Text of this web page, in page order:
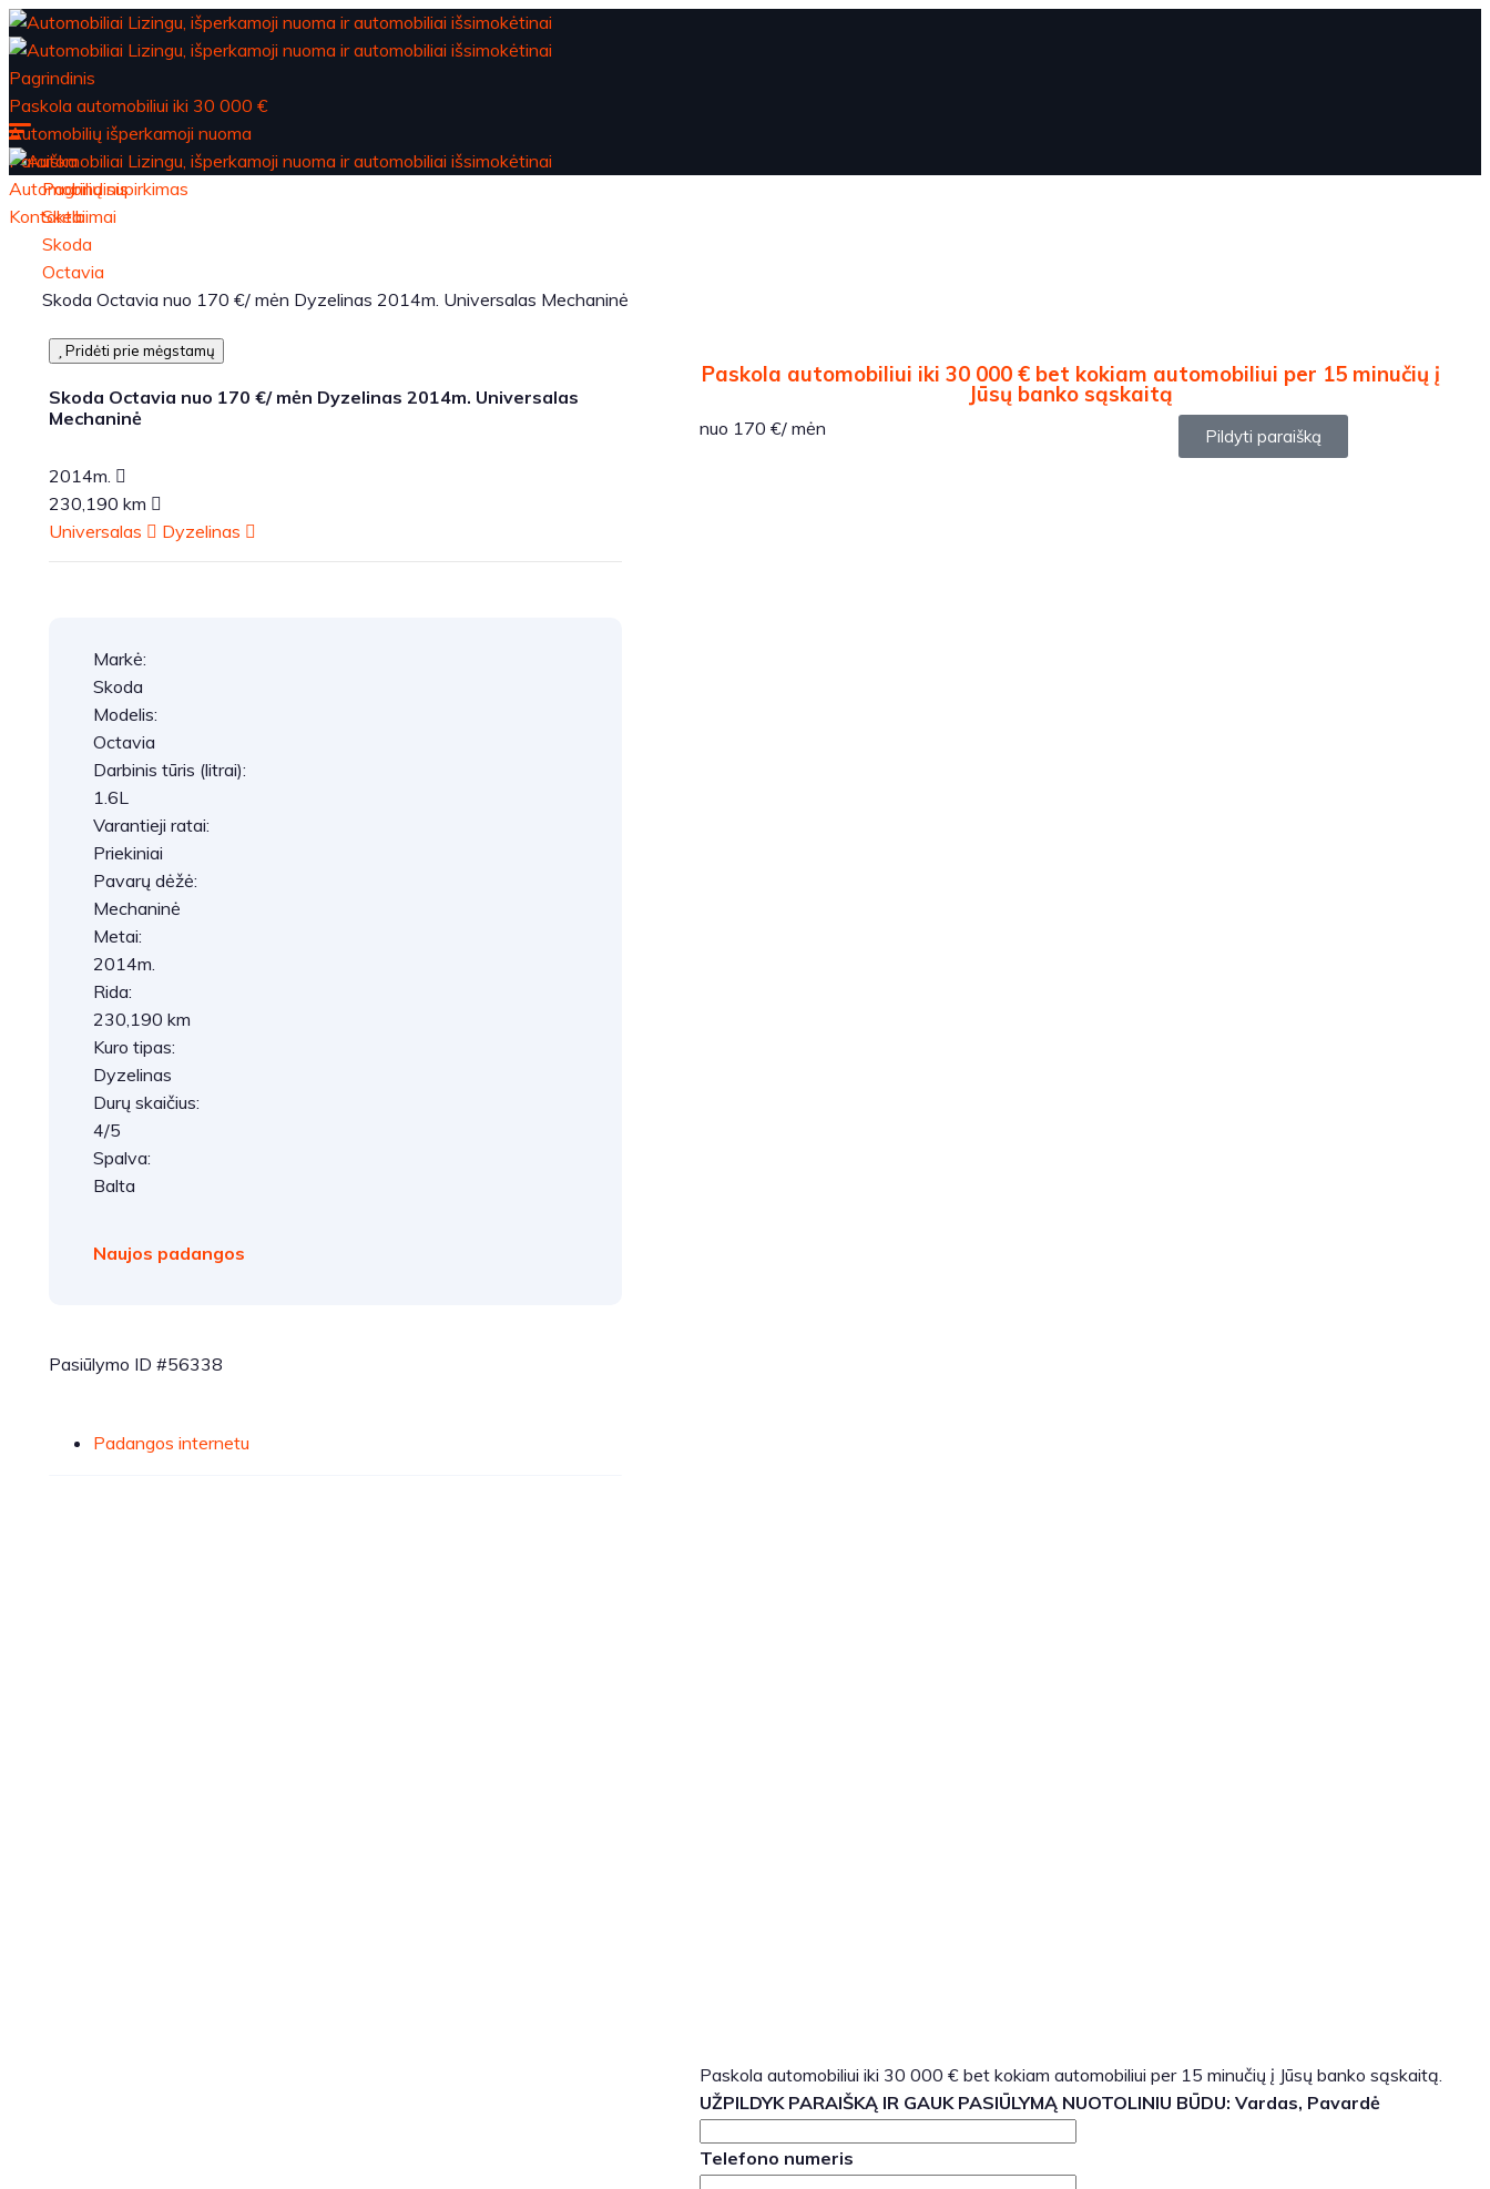
Pagrindinis
Paskola automobiliui iki 30 000 €
Automobilių išperkamoji nuoma
Paraiška
Automobilių supirkimas
Kontaktai
Pagrindinis
Skelbimai
Skoda
Octavia
Skoda Octavia nuo 170 €/ mėn Dyzelinas 2014m. Universalas Mechaninė
Pridėti prie mėgstamų
Skoda Octavia nuo 170 €/ mėn Dyzelinas 2014m. Universalas
Mechaninė
2014m.
230,190 km
Universalas
Dyzelinas
Markė:
Skoda
Modelis:
Octavia
Darbinis tūris (litrai):
1.6L
Varantieji ratai:
Priekiniai
Pavarų dėžė:
Mechaninė
Metai:
2014m.
Rida:
230,190 km
Kuro tipas:
Dyzelinas
Durų skaičius:
4/5
Spalva:
Balta
Naujos padangos
Pasiūlymo ID #56338
Padangos internetu
Paskola automobiliui iki 30 000 € bet kokiam automobiliui per 15 minučių į
Jūsų banko sąskaitą
nuo 170 €/ mėn Pildyti paraišką
Paskola automobiliui iki 30 000 € bet kokiam automobiliui per 15 minučių į Jūsų banko sąskaitą.
UŽPILDYK PARAIŠKĄ IR GAUK PASIŪLYMĄ NUOTOLINIU BŪDU: Vardas, Pavardė
Telefono numeris